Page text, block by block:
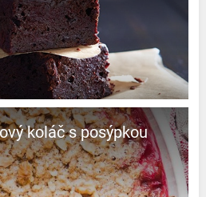
koláč s posýpkou